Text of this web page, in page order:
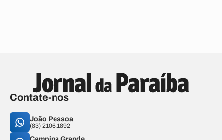
Contate-nos
João Pessoa
(83) 2106.1892